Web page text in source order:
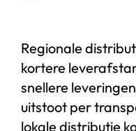
Regionale
kortere
snellere
uitstoot per
lokale distributie